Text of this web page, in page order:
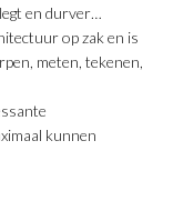
en durver…
op zak en is
meten, tekenen,
kunnen